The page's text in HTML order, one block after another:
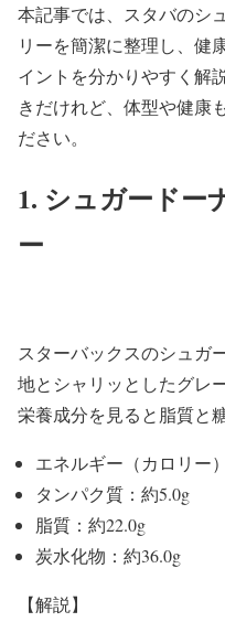
本記事では、スタバのシ
リーを簡潔に整理し、健
イントを分かりやすく解
きだけれど、体型や健康
ださい。
1. シュガードー
ー
スターバックスのシュガ
地とシャリッとしたグレ
栄養成分を見ると脂質と
エネルギー（カロリー
タンパク質：約5.0g
脂質：約22.0g
炭水化物：約36.0g
【解説】